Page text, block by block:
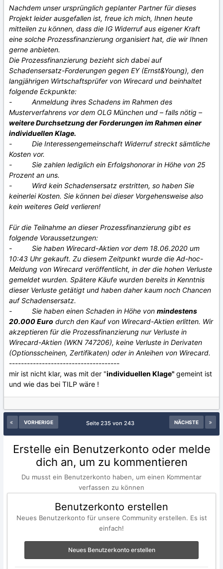
Nachdem unser ursprünglich geplanter Partner für dieses
Projekt leider ausgefallen ist, freue ich mich, Ihnen heute
mitteilen zu können, dass die IG Widerruf aus eigener Kraft
eine solche Prozessfinanzierung organisiert hat, die wir Ihnen
gerne anbieten.
Die Prozessfinanzierung bezieht sich dabei auf
Schadensersatz-Forderungen gegen EY (Ernst&Young), den
langjährigen Wirtschaftsprüfer von Wirecard und beinhaltet
folgende Eckpunkte:
- Anmeldung ihres Schadens im Rahmen des
Musterverfahrens vor dem OLG München und – falls nötig –
weitere Durchsetzung der Forderungen im Rahmen einer
individuellen Klage.
- Die Interessengemeinschaft Widerruf streckt sämtliche
Kosten vor.
- Sie zahlen lediglich ein Erfolgshonorar in Höhe von 25
Prozent an uns.
- Wird kein Schadensersatz erstritten, so haben Sie
keinerlei Kosten. Sie können bei dieser Vorgehensweise also
kein weiteres Geld verlieren!
Für die Teilnahme an dieser Prozessfinanzierung gibt es
folgende Voraussetzungen:
- Sie haben Wirecard-Aktien vor dem 18.06.2020 um
10:43 Uhr gekauft. Zu diesem Zeitpunkt wurde die Ad-hoc-
Meldung von Wirecard veröffentlicht, in der die hohen Verluste
gemeldet wurden. Spätere Käufe wurden bereits in Kenntnis
dieser Verluste getätigt und haben daher kaum noch Chancen
auf Schadensersatz.
- Sie haben einen Schaden in Höhe von mindestens
20.000 Euro durch den Kauf von Wirecard-Aktien erlitten. Wir
akzeptieren für die Prozessfinanzierung nur Verluste in
Wirecard-Aktien (WKN 747206), keine Verluste in Derivaten
(Optionsscheinen, Zertifikaten) oder in Anleihen von Wirecard.
-------------------------------------
mir ist nicht klar, was mit der "individuellen Klage" gemeint ist
und wie das bei TILP wäre !
VORHERIGE NÄCHSTE
Seite 235 von 243
Erstelle ein Benutzerkonto oder melde
dich an, um zu kommentieren
Du musst ein Benutzerkonto haben, um einen Kommentar
verfassen zu können
Benutzerkonto erstellen
Neues Benutzerkonto für unsere Community erstellen. Es ist
einfach!
Neues Benutzerkonto erstellen